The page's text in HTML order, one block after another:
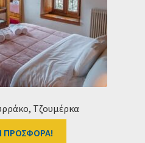
Τζουμέρκα
ΠΡΟΣΦΟΡΑ!